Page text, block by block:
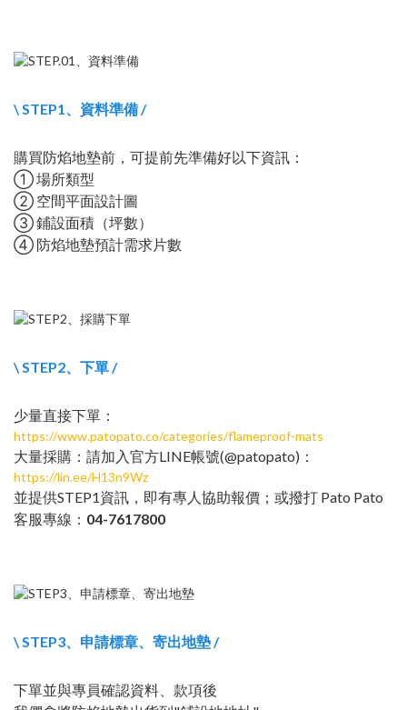
\ STEP1、資料準備 /
購買防焰地墊前，可提前先準備好以下資訊：
➀ 場所類型
➁ 空間平面設計圖
➂ 鋪設面積（坪數）
➃ 防焰地墊預計需求片數
\ STEP2、下單 /
少量直接下單：
https://www.patopato.co/categories/flameproof-mats
大量採購：請加入官方LINE帳號(@patopato)：
https://lin.ee/H13n9Wz
並提供STEP1資訊，即有專人協助報價；或撥打 Pato Pato
客服專線： 04-7617800
\ STEP3、申請標章、寄出地墊 /
下單並與專員確認資料、款項後